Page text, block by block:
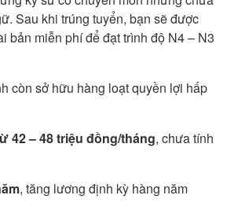
Sau khi trúng tuyển, bạn sẽ được
bản miễn phí để đạt trình độ N4 – N3
còn sở hữu hàng loạt quyền lợi hấp
42 – 48 triệu đồng/tháng, chưa tính
, tăng lương định kỳ hàng năm